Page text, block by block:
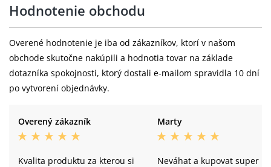
Hodnotenie obchodu
Overené hodnotenie je iba od zákazníkov, ktorí v našom
obchode skutočne nakúpili a hodnotia tovar na základe
dotazníka spokojnosti, ktorý dostali e-mailom spravidla 10 dní
po vytvorení objednávky.
Overený zákazník
Kvalita produktu za kterou si
Marty
Neváhat a kupovat super